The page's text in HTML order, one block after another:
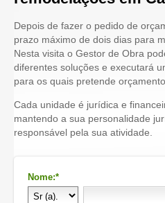
Depois de fazer o pedido de
prazo máximo de dois dias para
Nesta visita o Gestor de Obra
diferentes soluções e executará
para os quais pretende orçamento.
Cada unidade é jurídica e
mantendo a sua personalidade
responsável pela sua atividade.
Nome:*